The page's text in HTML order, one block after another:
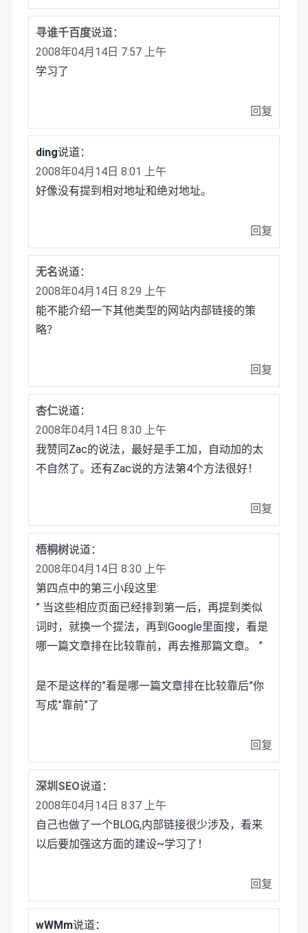
寻谁千百度说道：
2008年04月14日 7:57 上午
学习了
回复
ding说道：
2008年04月14日 8:01 上午
好像没有提到相对地址和绝对地址。
回复
无名说道：
2008年04月14日 8:29 上午
能不能介绍一下其他类型的网站内部链接的策
略？
回复
杏仁说道：
2008年04月14日 8:30 上午
我赞同Zac的说法，最好是手工加，自动加的太
不自然了。还有Zac说的方法第4个方法很好！
回复
梧桐树说道：
2008年04月14日 8:30 上午
第四点中的第三小段这里:
” 当这些相应页面已经排到第一后，再提到类似
词时，就换一个提法，再到Google里面搜，看是
哪一篇文章排在比较靠前，再去推那篇文章。 ”
是不是这样的”看是哪一篇文章排在比较靠后”你
写成”靠前”了
回复
深圳SEO说道：
2008年04月14日 8:37 上午
自己也做了一个BLOG,内部链接很少涉及，看来
以后要加强这方面的建设~学习了！
回复
wWMm说道：